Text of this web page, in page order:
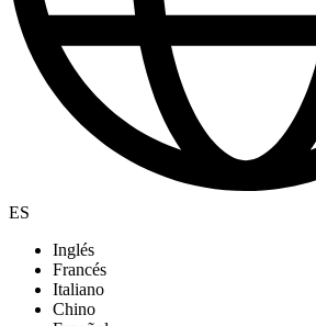
ES
Inglés
Francés
Italiano
Chino